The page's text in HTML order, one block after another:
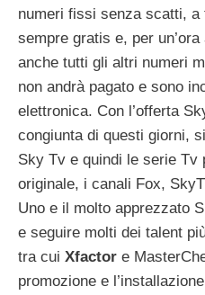
numeri fissi senza scatti,
sempre gratis e, per un’ora
anche tutti gli altri numeri
non andrà pagato e sono
elettronica. Con l’offerta
congiunta di questi giorni,
Sky Tv e quindi le serie Tv
originale, i canali Fox,
Uno e il molto apprezzato
e seguire molti dei talent
tra cui Xfactor e
promozione e